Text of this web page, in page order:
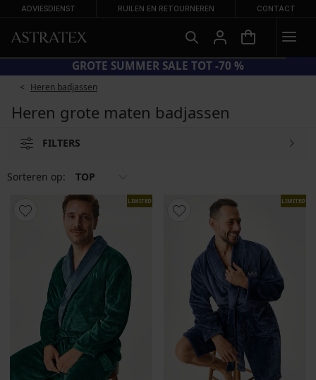
ADVIESDIENST RUILEN EN RETOURNEREN CONTACT
GROTE SUMMER SALE TOT -70 %
Heren badjassen
Heren grote maten badjassen
FILTERS
Sorteren op: TOP
LIMITED LIMITED